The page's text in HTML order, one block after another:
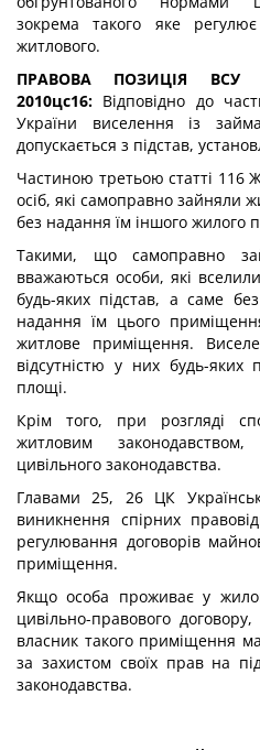
зокрема такого яке
житлового.
ПРАВОВА
ПОЗИЦІЯ ВСУ
2010цс16: Відповідно до
України виселення із
допускається з підстав,
Частиною третьою статті
осіб, які самоправно
без надання їм іншого жилого
Такими, що самоправно
вважаються особи, які
будь-яких підстав, а саме
надання їм цього
житлове приміщення.
відсутністю у них будь-яких
площі.
Крім того, при розгляді
житловим
цивільного законодавства.
Главами 25, 26 ЦК
виникнення спірних
регулювання договорів
приміщення.
Якщо особа проживає у
цивільно-правового
власник такого приміщення
за захистом своїх прав на
законодавства.